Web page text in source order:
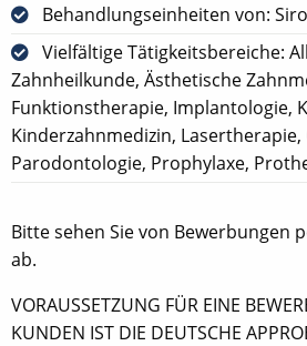
Behandlungseinheiten von:
Vielfältige Tätigkeitsbereiche:
Zahnheilkunde, Ästhetische
Funktionstherapie, Implantologie,
Kinderzahnmedizin,
Parodontologie, Prophylaxe,
Bitte sehen Sie von Bewerbungen
ab.
VORAUSSETZUNG FÜR EINE
KUNDEN IST DIE DEUTSCHE